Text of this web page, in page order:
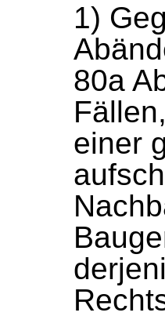
1)
80a
einer